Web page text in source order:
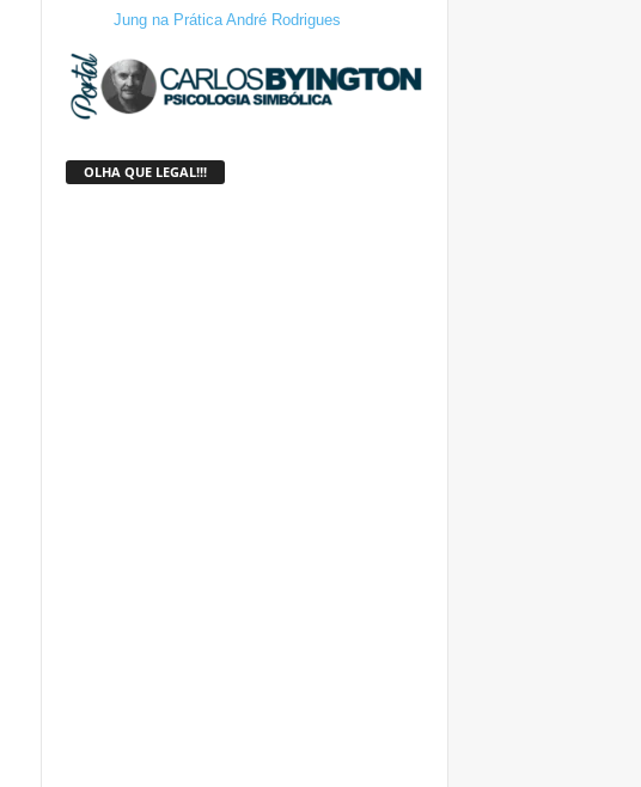
Jung na Prática André Rodrigues
OLHA QUE LEGAL!!!